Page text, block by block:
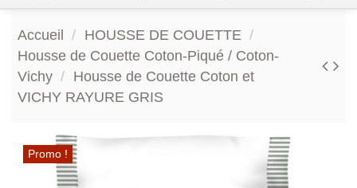
Accueil
HOUSSE DE COUETTE
Housse de Couette Coton-Piqué / Coton-
Vichy
Housse de Couette Coton et
VICHY RAYURE GRIS
Promo !